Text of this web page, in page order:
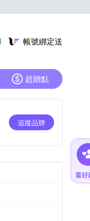
帳號綁定送
超贈點
追蹤品牌